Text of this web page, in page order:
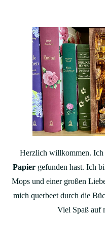
Herzlich willkommen. Ich
Papier gefunden hast. Ich
Mops und einer großen
mich querbeet durch die
Viel Spaß auf